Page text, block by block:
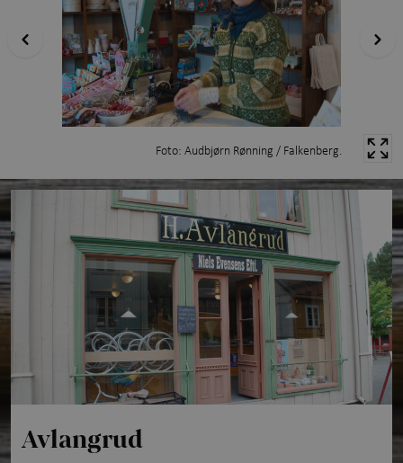
Foto: Audbjørn Rønning / Falkenberg.
Avlangrud